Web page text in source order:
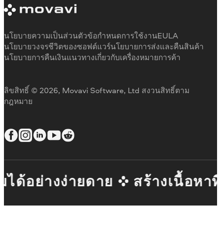
คืนเงิน
คำรับรอง
เหตุผลที่เลือกเรา
ลิขสิทธิ์ © 2026, Movavi Software, Ltd สงวนสิทธิ์ตาม
กฎหมาย
นโยบายความเป็นส่วนตัวข้อกำหนดการใช้งานEULA
นโยบายวงจรชีวิตของซอฟต์แวร์นโยบายการส่งและคืนสินค้า
นโยบายการคืนเงินแนวทางเกี่ยวกับเครื่องหมายการค้า
อย่างง่ายดาย สร้างเนื้อหาที่ย